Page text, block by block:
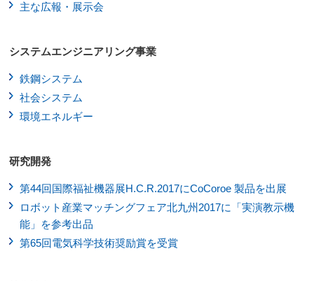
主な広報・展示会
システムエンジニアリング事業
鉄鋼システム
社会システム
環境エネルギー
研究開発
第44回国際福祉機器展H.C.R.2017にCoCoroe 製品を出展
ロボット産業マッチングフェア北九州2017に「実演教示機
能」を参考出品
第65回電気科学技術奨励賞を受賞